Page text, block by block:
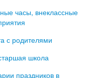
часы, внеклассные
с родителями
школа
праздников в